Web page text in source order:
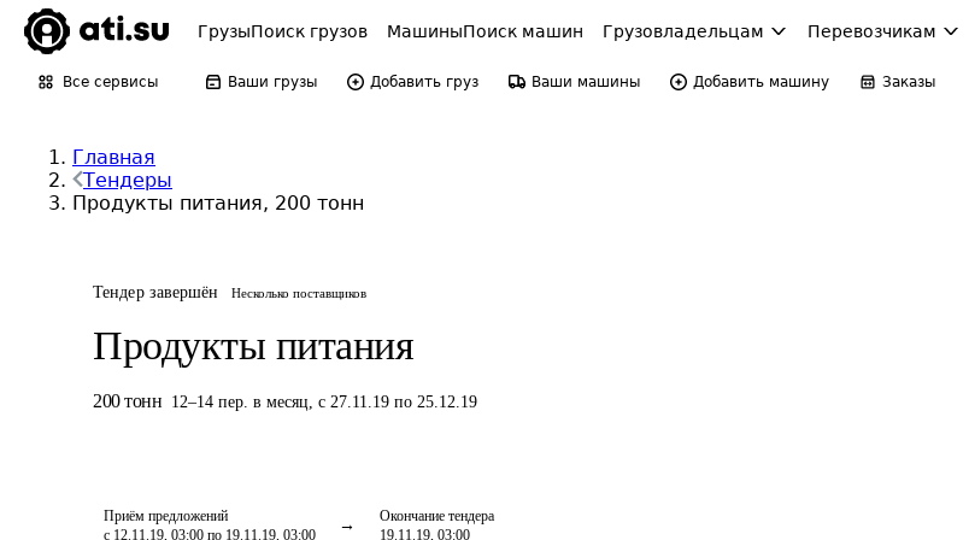
ГрузыПоиск грузов МашиныПоиск машин Грузовладельцам Перевозчикам
Все сервисы Ваши грузы Добавить груз Ваши машины Добавить машину Заказы
Главная
Тендеры
Продукты питания, 200 тонн
Тендер завершён Несколько поставщиков
Продукты питания
200 тонн 12–14 пер. в месяц, с 27.11.19 по 25.12.19
Приём предложений
с 12.11.19, 03:00 по 19.11.19, 03:00
Окончание тендера
19.11.19, 03:00